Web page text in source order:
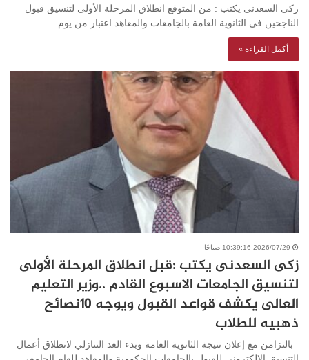
زكى السعدنى يكتب : من المتوقع انطلاق المرحلة الأولى لتنسيق قبول
الناجحين فى الثانوية العامة بالجامعات والمعاهد اعتبار من يوم…
أكمل القراءة »
2026/07/29 10:39:16 صباحًا
زكى السعدنى يكتب :قبل انطلاق المرحلة الأولى
لتنسيق الجامعات الاسبوع القادم ..وزير التعليم
العالى يكشف قواعد القبول ويوجه ١٠نصائح
ذهبيه للطلاب
بالتزامن مع إعلان نتيجة الثانوية العامة وبدء العد التنازلي لانطلاق أعمال